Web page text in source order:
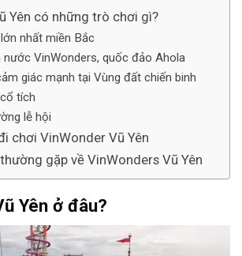
Yên có những trò chơi gì?
nhất miền Bắc
nước VinWonders, quốc đảo Ahola
giác mạnh tại Vùng đất chiến binh
tích
lễ hội
chơi VinWonder Vũ Yên
gặp về VinWonders Vũ Yên
Yên ở đâu?